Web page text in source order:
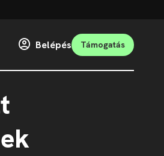
Belépés Támogatás